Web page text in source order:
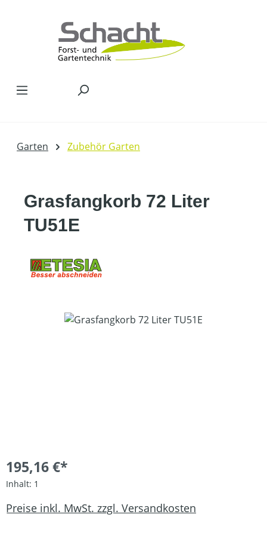
Garten Zubehör Garten
Grasfangkorb 72 Liter
TU51E
Bildergalerie überspringen
195,16 €*
Inhalt: 1
Preise inkl. MwSt. zzgl. Versandkosten